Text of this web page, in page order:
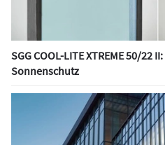
SGG COOL-LITE XTREME 50/22
Sonnenschutz